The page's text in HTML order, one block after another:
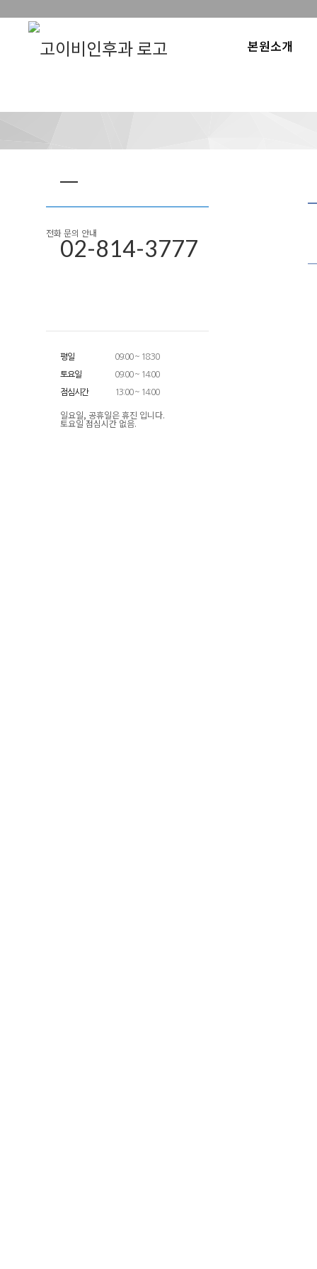
본원소개
전화 문의 안내
02-814-3777
평일 09:00 ~ 18:30
토요일 09:00 ~ 14:00
점심시간 13:00 ~ 14:00
일요일, 공휴일은 휴진 입니다.
토요일 점심시간 없음.